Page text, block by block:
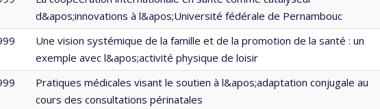
d&apos;innovations à l&apos;Université fédérale de Pernambouc
Une vision systémique de la famille et de la promotion de la santé : un
exemple avec l&apos;activité physique de loisir
Pratiques médicales visant le soutien à l&apos;adaptation conjugale au
cours des consultations périnatales